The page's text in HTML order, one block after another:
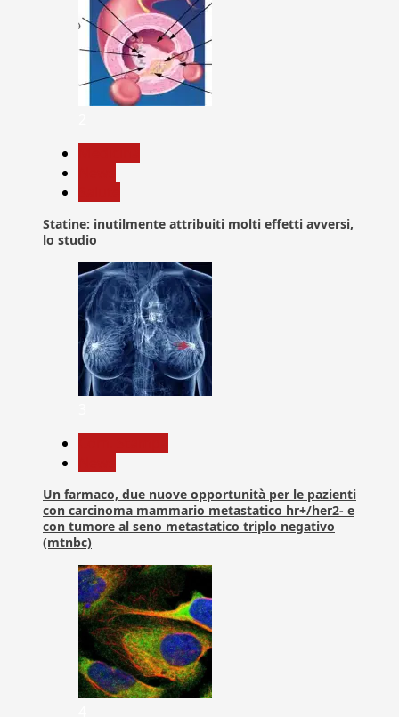
Statine: inutilmente attribuiti molti effetti avversi,
lo studio
Un farmaco, due nuove opportunità per le pazienti
con carcinoma mammario metastatico hr+/her2- e
con tumore al seno metastatico triplo negativo
(mtnbc)